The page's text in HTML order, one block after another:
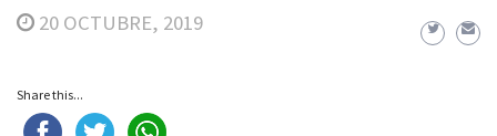
20 OCTUBRE, 2019
Share this...